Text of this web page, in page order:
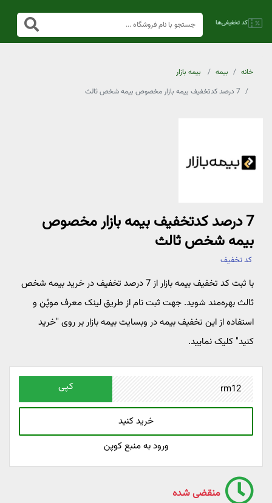
خانه بیمه
بیمه بازار
7 درصد کدتخفیف بیمه بازار مخصوص بیمه شخص ثالث
7 درصد کدتخفیف بیمه بازار مخصوص
بیمه شخص ثالث
کد تخفیف
با ثبت کد تخفیف بیمه بازار از 7 درصد تخفیف در خرید بیمه شخص
ثالث بهره‌مند شوید. جهت ثبت نام از طریق لینک معرف موپُن و
استفاده از این تخفیف بیمه در وبسایت بیمه بازار بر روی "خرید
کنید" کلیک نمایید.
کپی
خرید کنید
ورود به منبع کوپن
منقضی شده